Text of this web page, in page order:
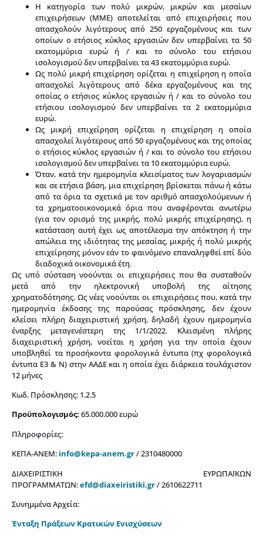
Η κατηγορία των πολύ μικρών, μικρών και μεσαίων
επιχειρήσεων (ΜΜΕ) αποτελείται από επιχειρήσεις που
απασχολούν λιγότερους από 250 εργαζομένους και των
οποίων ο ετήσιος κύκλος εργασιών δεν υπερβαίνει τα 50
εκατομμύρια ευρώ ή / και το σύνολο του ετήσιου
ισολογισμού δεν υπερβαίνει τα 43 εκατομμύρια ευρώ.
Ως πολύ μικρή επιχείρηση ορίζεται η επιχείρηση η οποία
απασχολεί λιγότερους από δέκα εργαζομένους και της
οποίας ο ετήσιος κύκλος εργασιών ή / και το σύνολο του
ετήσιου ισολογισμού δεν υπερβαίνει τα 2 εκατομμύρια
ευρώ.
Ως μικρή επιχείρηση ορίζεται η επιχείρηση η οποία
απασχολεί λιγότερους από 50 εργαζομένους και της οποίας
ο ετήσιος κύκλος εργασιών ή / και το σύνολο του ετήσιου
ισολογισμού δεν υπερβαίνει τα 10 εκατομμύρια ευρώ.
Όταν, κατά την ημερομηνία κλεισίματος των λογαριασμών
και σε ετήσια βάση, μια επιχείρηση βρίσκεται πάνω ή κάτω
από τα όρια τα σχετικά με τον αριθμό απασχολούμενων ή
τα χρηματοοικονομικά όρια που αναφέρονται ανωτέρω
(για τον ορισμό της μικρής, πολύ μικρής επιχείρησης), η
κατάσταση αυτή έχει ως αποτέλεσμα την απόκτηση ή την
απώλεια της ιδιότητας της μεσαίας, μικρής ή πολύ μικρής
επιχείρησης μόνον εάν το φαινόμενο επαναληφθεί επί δύο
διαδοχικά οικονομικά έτη.
Ως υπό σύσταση νοούνται οι επιχειρήσεις που θα συσταθούν
μετά από την ηλεκτρονική υποβολή της αίτησης
χρηματοδότησης. Ως νέες νοούνται οι επιχειρήσεις που, κατά την
ημερομηνία έκδοσης της παρούσας πρόσκλησης, δεν έχουν
κλείσει πλήρη διαχειριστική χρήση, δηλαδή έχουν ημερομηνία
έναρξης μεταγενέστερη της 1/1/2022. Κλεισμένη πλήρης
διαχειριστική χρήση, νοείται η χρήση για την οποία έχουν
υποβληθεί τα προσήκοντα φορολογικά έντυπα (πχ φορολογικά
έντυπα Ε3 & Ν) στην ΑΑΔΕ και η οποία έχει διάρκεια τουλάχιστον
12 μήνες
Κωδ. Πρόσκλησης: 1.2.5
Προϋπολογισμός: 65.000.000 ευρώ
Πληροφορίες:
ΚΕΠΑ-ΑΝΕΜ: info@kepa-anem.gr/ 2310480000
ΔΙΑΧΕΙΡΙΣΤΙΚΗ ΕΥΡΩΠΑΪΚΩΝ
ΠΡΟΓΡΑΜΜΑΤΩΝ:efd@diaxeiristiki.gr/ 2610622711
Συνημμένα Αρχεία:
Ένταξη Πράξεων Κρατικών Ενισχύσεων